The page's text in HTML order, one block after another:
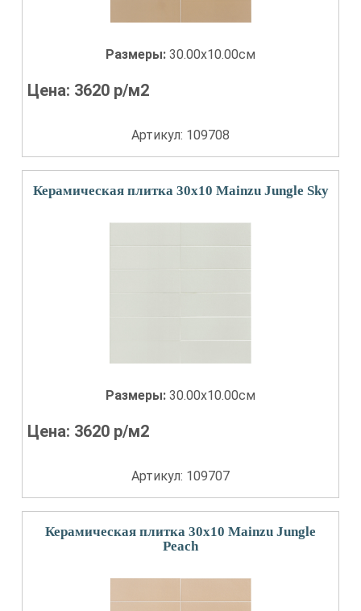
Размеры: 30.00x10.00см
Цена: 3620 р/м2
Артикул: 109708
Керамическая плитка 30x10 Mainzu Jungle Sky
Размеры: 30.00x10.00см
Цена: 3620 р/м2
Артикул: 109707
Керамическая плитка 30x10 Mainzu Jungle
Peach